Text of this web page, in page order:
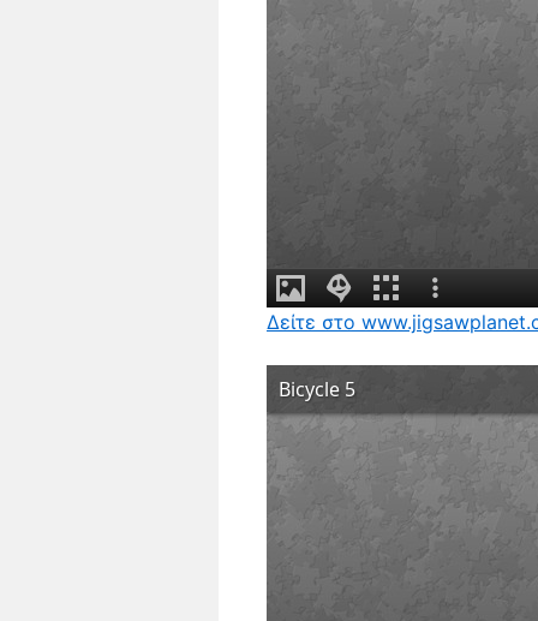
Δείτε στο